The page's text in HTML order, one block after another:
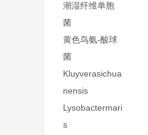
潮湿纤维单胞
菌
黄色鸟氨-酸球
菌
Kluyverasichua
nensis
Lysobactermari
s